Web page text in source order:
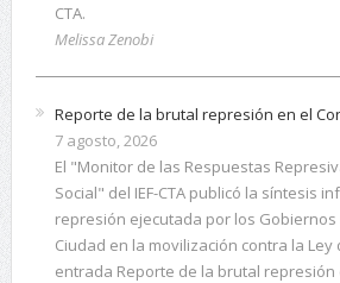
CTA.
Melissa Zenobi
Reporte de la brutal represión en el
7 agosto, 2026
El "Monitor de las Respuestas
Social" del IEF-CTA publicó la síntesis
represión ejecutada por los Gobiernos
Ciudad en la movilización contra la
entrada Reporte de la brutal represión